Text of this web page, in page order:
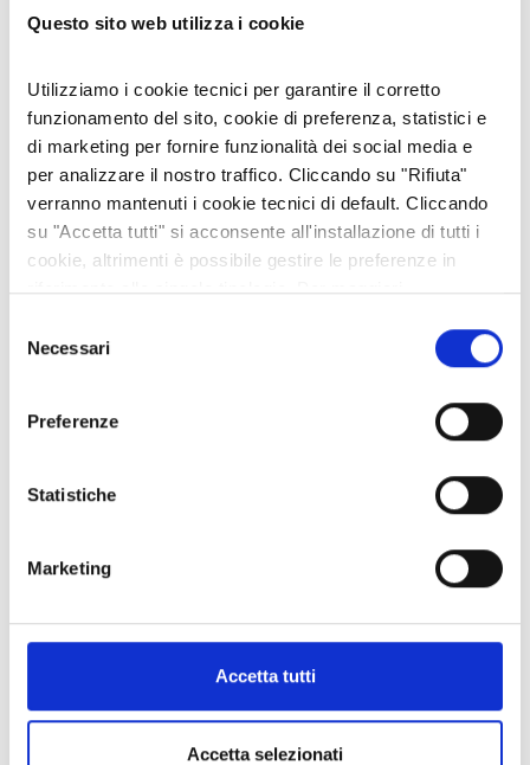
Questo sito web utilizza i cookie
Utilizziamo i cookie tecnici per garantire il corretto
funzionamento del sito, cookie di preferenza, statistici e
di marketing per fornire funzionalità dei social media e
per analizzare il nostro traffico. Cliccando su "Rifiuta"
verranno mantenuti i cookie tecnici di default. Cliccando
su "Accetta tutti" si acconsente all'installazione di tutti i
cookie, altrimenti è possibile gestire le preferenze in
riferimento alle singole tipologie. Per maggiori
delNecessari
Preferenze
Statistiche
Marketing
Accetta tutti
Accetta selezionati
È DISPONIBILE LA "GUIDA FREE" 2026 DELLA VALLE DI SUSA
CATEGORIE
#ARCHIVIO FOTO DEL GIORNO
#ARCHIVIO NEWSLETTERS
Animali
Appuntamenti
Economia e Imprese
Escursioni e passeggiate
Laboratorio Alte Valli
Notizie dalle Aziende
Scienza e Ambiente